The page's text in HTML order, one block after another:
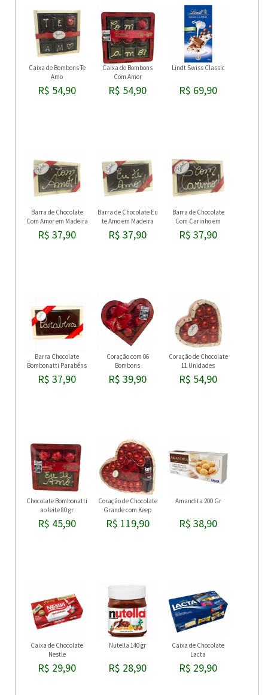
Caixa de Bombons Te
Amo
R$ 54,90
Caixa de Bombons
Com Amor
R$ 54,90
Lindt Swiss Classic
R$ 69,90
Barra de Chocolate
Com Amor em Madeira
R$ 37,90
Barra de Chocolate Eu
te Amo em Madeira
R$ 37,90
Barra de Chocolate
Com Carinho em
Madeira
R$ 37,90
Barra Chocolate
Bombonatti Parabéns
R$ 37,90
Coração com 06
Bombons
R$ 39,90
Coração de Chocolate
11 Unidades
R$ 54,90
Chocolate Bombonatti
ao leite 80 gr
R$ 45,90
Coração de Chocolate
Grande com Keep
Cooler
R$ 119,90
Amandita 200 Gr
R$ 38,90
Caixa de Chocolate
Nestle
R$ 29,90
Nutella 140 gr
R$ 28,90
Caixa de Chocolate
Lacta
R$ 29,90